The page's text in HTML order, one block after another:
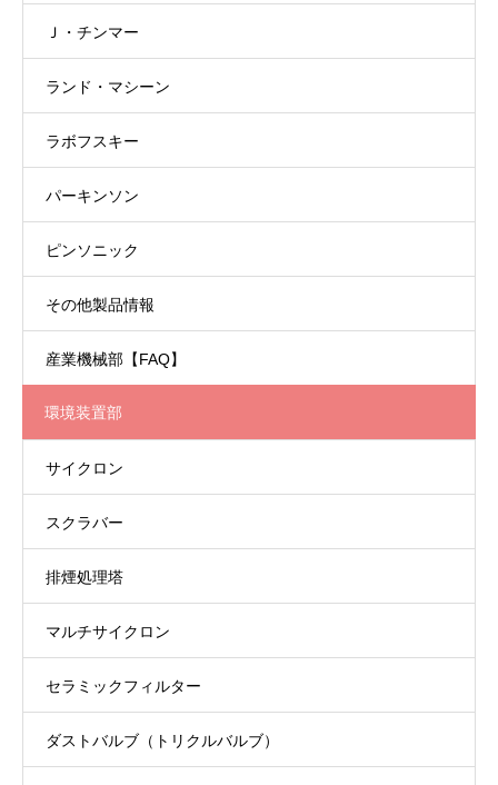
Ｊ・チンマー
ランド・マシーン
ラボフスキー
パーキンソン
ピンソニック
その他製品情報
産業機械部【FAQ】
環境装置部
サイクロン
スクラバー
排煙処理塔
マルチサイクロン
セラミックフィルター
ダストバルブ（トリクルバルブ）